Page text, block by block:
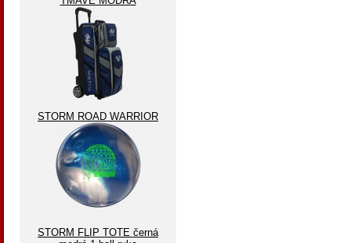
STORM ROAD WARRIOR
STORM FLIP TOTE černá